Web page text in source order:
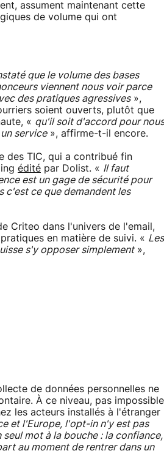
assument maintenant cette
de volume qui ont
que le volume des bases
viennent nous voir parce
des pratiques agressives»,
soient ouverts, plutôt que
« qu'il soit d'accord pour nous
service», affirme-t-il encore.
des TIC, qui a contribué fin
édité par Dolist. « Il faut
est un gage de sécurité pour
c'est ce que demandent les
Criteo dans l'univers de l'email,
en matière de suivi. « Les
s'y opposer simplement»,
de données personnelles ne
À ce niveau, pas impossible
les acteurs installés à l'étranger
et l'Europe, l'opt-in n'y est pas
mot à la bouche : la confiance,
au moment de rentrer dans un